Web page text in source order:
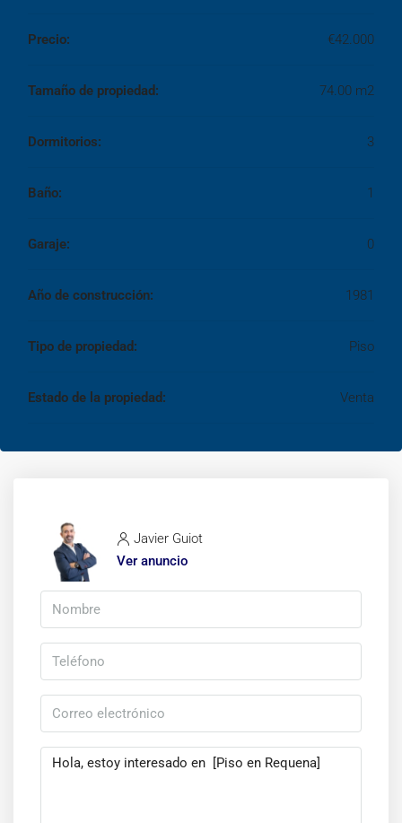
Precio: €42.000
Tamaño de propiedad: 74.00 m2
Dormitorios: 3
Baño: 1
Garaje: 0
Año de construcción: 1981
Tipo de propiedad: Piso
Estado de la propiedad: Venta
Javier Guiot
Ver anuncio